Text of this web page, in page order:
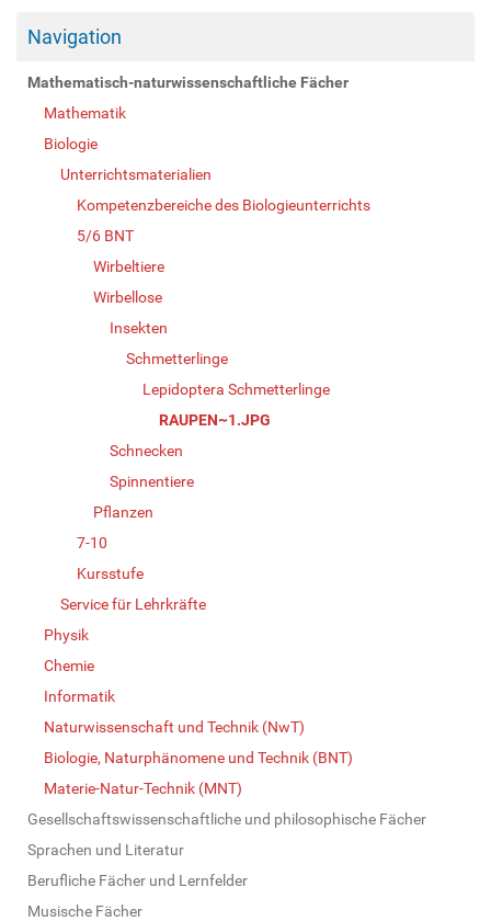
Navigation
Mathematisch-naturwissenschaftliche Fächer
Mathematik
Biologie
Unterrichtsmaterialien
Kompetenzbereiche des Biologieunterrichts
5/6 BNT
Wirbeltiere
Wirbellose
Insekten
Schmetterlinge
Lepidoptera Schmetterlinge
RAUPEN~1.JPG
Schnecken
Spinnentiere
Pflanzen
7-10
Kursstufe
Service für Lehrkräfte
Physik
Chemie
Informatik
Naturwissenschaft und Technik (NwT)
Biologie, Naturphänomene und Technik (BNT)
Materie-Natur-Technik (MNT)
Gesellschaftswissenschaftliche und philosophische Fächer
Sprachen und Literatur
Berufliche Fächer und Lernfelder
Musische Fächer